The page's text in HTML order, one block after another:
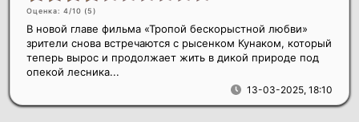
Оценка: 4/10 (5)
13-03-2025, 18:10
В новой главе фильма «Тропой бескорыстной любви»
зрители снова встречаются с рысенком Кунаком, который
теперь вырос и продолжает жить в дикой природе под
опекой лесника...